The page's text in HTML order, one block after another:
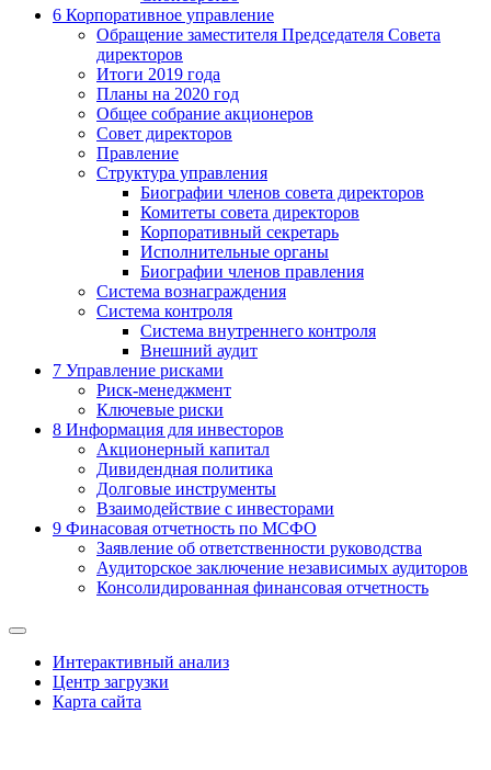
6 Корпоративное управление
Обращение заместителя Председателя Совета
директоров
Итоги 2019 года
Планы на 2020 год
Общее собрание акционеров
Совет директоров
Правление
Структура управления
Биографии членов совета директоров
Комитеты совета директоров
Корпоративный секретарь
Исполнительные органы
Биографии членов правления
Система вознаграждения
Система контроля
Система внутреннего контроля
Внешний аудит
7 Управление рисками
Риск-менеджмент
Ключевые риски
8 Информация для инвесторов
Акционерный капитал
Дивидендная политика
Долговые инструменты
Взаимодействие с инвеcторами
9 Финасовая отчетность по МСФО
Заявление об ответственности руководства
Аудиторское заключение независимых аудиторов
Консолидированная финансовая отчетность
Интерактивный анализ
Центр загрузки
Карта сайта